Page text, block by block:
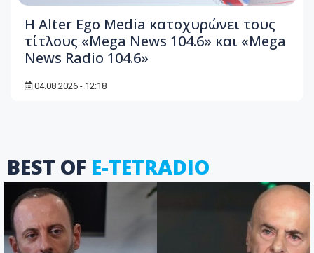
Η Alter Ego Media κατοχυρώνει τους
τίτλους «Mega News 104.6» και «Mega
News Radio 104.6»
04.08.2026 - 12:18
BEST OF E-TETRADIO